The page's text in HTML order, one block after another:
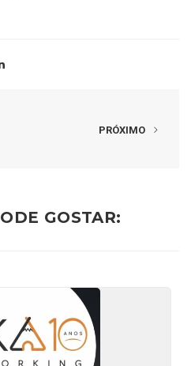
PRÓXIMO
GOSTAR: